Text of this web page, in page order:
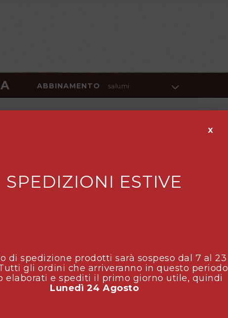
ABBINAMENTO salumi
X
SPEDIZIONI ESTIVE
di spedizione prodotti sarà sospeso dal 7 al 23
gli ordini che arriveranno in questo periodo
elaborati e spediti il primo giorno utile, quindi
Lunedì 24 Agosto